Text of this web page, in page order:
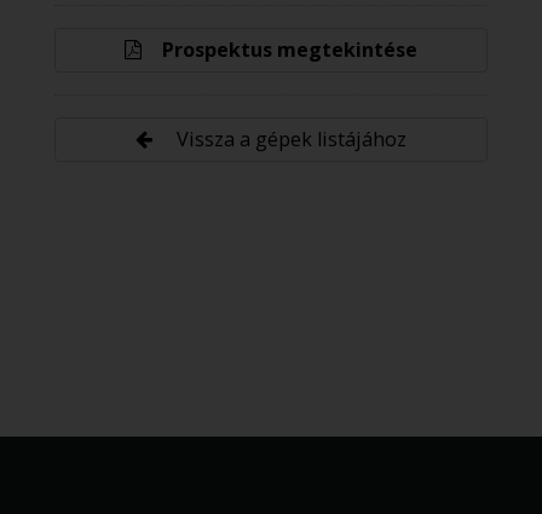
Prospektus megtekintése
Vissza a gépek listájához